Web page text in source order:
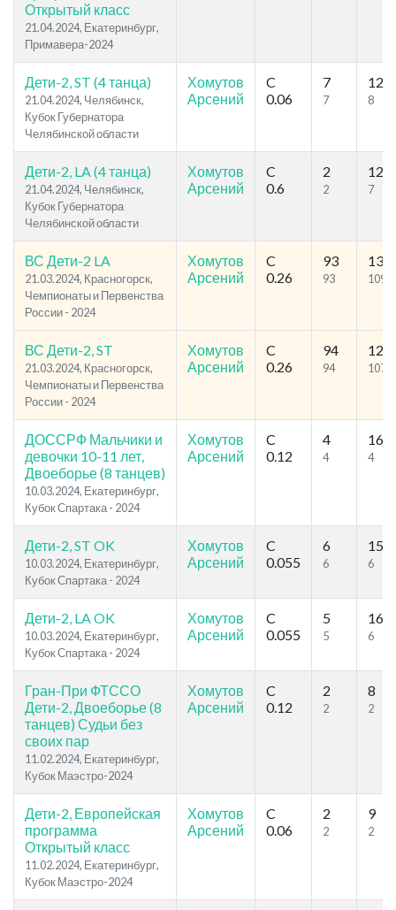
Открытый класс
21.04.2024, Екатеринбург,
Примавера-2024
Дети-2, ST (4 танца)
21.04.2024, Челябинск,
Кубок Губернатора
Челябинской области
Хомутов
Арсений
C
0.06
7
7
12
8
Дети-2, LA (4 танца)
21.04.2024, Челябинск,
Кубок Губернатора
Челябинской области
Хомутов
Арсений
C
0.6
2
2
12
7
ВС Дети-2 LA
21.03.2024, Красногорск,
Чемпионаты и Первенства
России - 2024
Хомутов
Арсений
C
0.26
93
93
131
109
ВС Дети-2, ST
21.03.2024, Красногорск,
Чемпионаты и Первенства
России - 2024
Хомутов
Арсений
C
0.26
94
94
121
107
ДОССРФ Мальчики и
девочки 10-11 лет,
Двоеборье (8 танцев)
10.03.2024, Екатеринбург,
Кубок Спартака - 2024
Хомутов
Арсений
C
0.12
4
4
16
4
Дети-2, ST OK
10.03.2024, Екатеринбург,
Кубок Спартака - 2024
Хомутов
Арсений
C
0.055
6
6
15
6
Дети-2, LA OK
10.03.2024, Екатеринбург,
Кубок Спартака - 2024
Хомутов
Арсений
C
0.055
5
5
16
6
Гран-При ФТССО
Дети-2, Двоеборье (8
танцев) Судьи без
своих пар
11.02.2024, Екатеринбург,
Кубок Маэстро-2024
Хомутов
Арсений
C
0.12
2
2
8
2
Дети-2, Европейская
программа
Открытый класс
11.02.2024, Екатеринбург,
Кубок Маэстро-2024
Хомутов
Арсений
C
0.06
2
2
9
2